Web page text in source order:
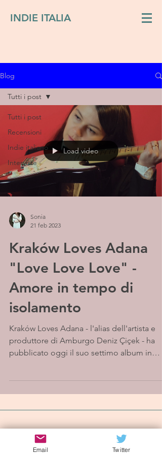
INDIE ITALIA
Blog
Tutti i post
Recensioni
Indie italiano
Interviste
Tutti i post
Load video
Sonia
21 feb 2023
Kraków Loves Adana
"Love Love Love" -
Amore in tempo di
isolamento
Kraków Loves Adana - l'alias dell'artista e
produttore di Amburgo Deniz Çiçek - ha
pubblicato oggi il suo settimo album in
Iscriviti alla mailing list
Email Twitter